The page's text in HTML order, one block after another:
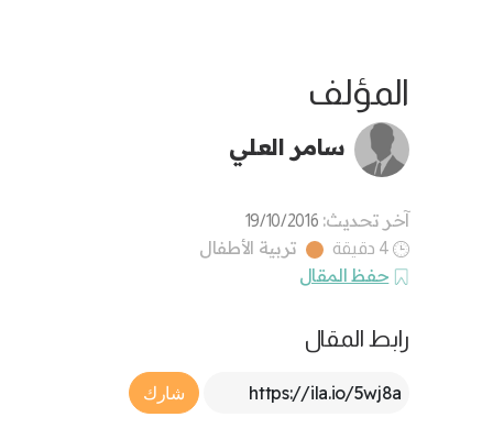
المؤلف
سامر العلي
آخر تحديث: 19/10/2016
4 دقيقة
تربية الأطفال
حفظ المقال
رابط المقال
Article Link
شارك